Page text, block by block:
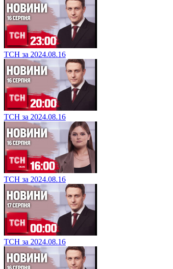
ТСН за 2024.08.16
ТСН за 2024.08.16
ТСН за 2024.08.16
ТСН за 2024.08.16